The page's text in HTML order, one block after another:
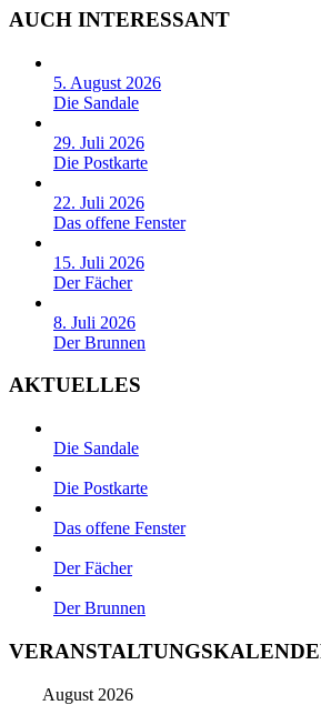
AUCH INTERESSANT
5. August 2026
Die Sandale
29. Juli 2026
Die Postkarte
22. Juli 2026
Das offene Fenster
15. Juli 2026
Der Fächer
8. Juli 2026
Der Brunnen
AKTUELLES
Die Sandale
Die Postkarte
Das offene Fenster
Der Fächer
Der Brunnen
August 2026